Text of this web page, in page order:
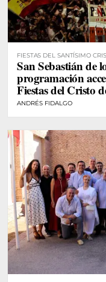
FIESTAS DEL SANTÍSIMO
San Sebastián de
programación
Fiestas del Cristo
ANDRÉS FIDALGO